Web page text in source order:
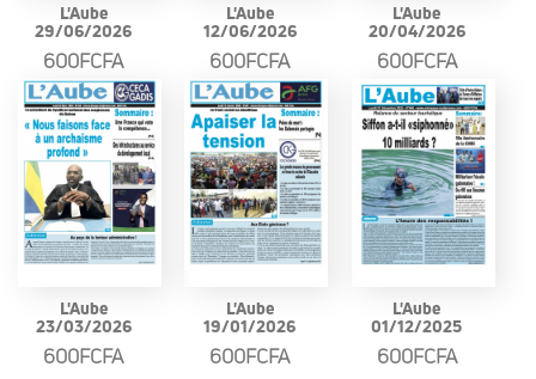
L'Aube
29/06/2026
600FCFA
L'Aube
12/06/2026
600FCFA
L'Aube
20/04/2026
600FCFA
L'Aube
23/03/2026
600FCFA
L'Aube
19/01/2026
600FCFA
L'Aube
01/12/2025
600FCFA